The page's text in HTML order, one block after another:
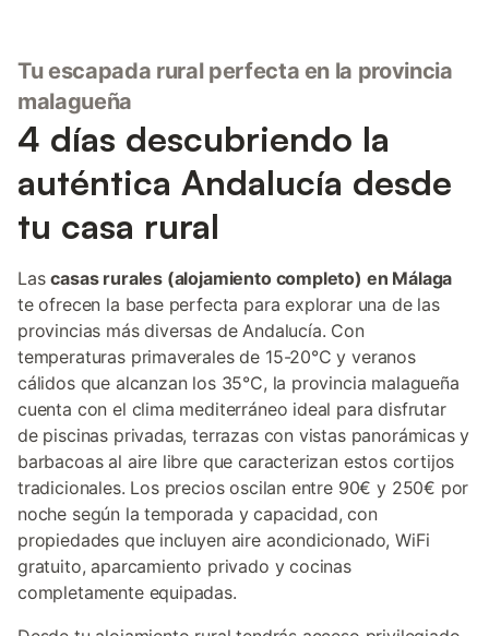
Tu escapada rural perfecta en la provincia
malagueña
4 días descubriendo la
auténtica Andalucía desde
tu casa rural
Lascasas rurales (alojamiento completo) en Málaga
te ofrecen la base perfecta para explorar una de las
provincias más diversas de Andalucía. Con
temperaturas primaverales de 15-20°C y veranos
cálidos que alcanzan los 35°C, la provincia malagueña
cuenta con el clima mediterráneo ideal para disfrutar
de piscinas privadas, terrazas con vistas panorámicas y
barbacoas al aire libre que caracterizan estos cortijos
tradicionales. Los precios oscilan entre 90€ y 250€ por
noche según la temporada y capacidad, con
propiedades que incluyen aire acondicionado, WiFi
gratuito, aparcamiento privado y cocinas
completamente equipadas.